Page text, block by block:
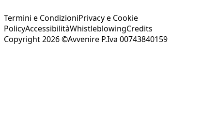
Termini e CondizioniPrivacy e Cookie
PolicyAccessibilitàWhistleblowingCredits
Copyright 2026 ©Avvenire P.Iva 00743840159